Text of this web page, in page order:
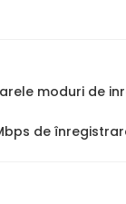
moduri de
de